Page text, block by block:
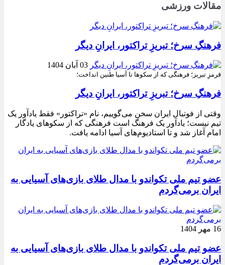
مقالات ورزشی
فرهنگِ سرخ؛ تبریزِ تراکتور، ایرانِ دیگر
03 آبان 1404
قرمزِ تبریز؛ فرهنگی که از سکوها تا آسیا طنین انداخت؛
فرهنگِ سرخ؛ تبریزِ تراکتور، ایرانِ دیگر
وقتی از فوتبال ایران سخن می‌گوییم، نام «تراکتور» فقط یادآور یک
تیم نیست؛ یادآور یک فرهنگ است فرهنگی که از سکوهای یادگار
امام آغاز شد و تا استادیوم‌های آسیا ادامه یافت.
عضو تیم ملی تکواندو با مدال طلای بازی‌های آسیایی به
ایران برمی‌گردم
16 مهر 1404
عضو تیم ملی تکواندو با مدال طلای بازی‌های آسیایی به
ایران برمی‌گردم